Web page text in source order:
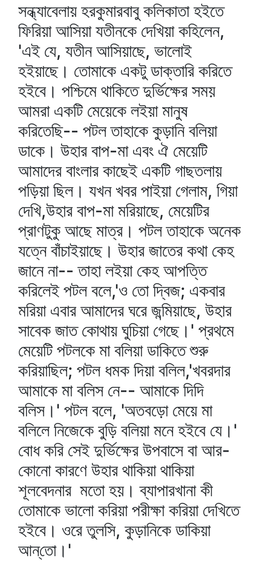
সন্ধ্যাবেলায় হরকুমারবাবু কলিকাতা হইতে
ফিরিয়া আসিয়া যতীনকে দেখিয়া কহিলেন,
'এই যে, যতীন আসিয়াছে, ভালোই
হইয়াছে। তোমাকে একটু ডাক্তারি করিতে
হইবে। পশ্চিমে থাকিতে দুর্ভিক্ষের সময়
আমরা একটি মেয়েকে লইয়া মানুষ
করিতেছি-- পটল তাহাকে কুড়ানি বলিয়া
ডাকে। উহার বাপ-মা এবং ঐ মেয়েটি
আমাদের বাংলার কাছেই একটি গাছতলায়
পড়িয়া ছিল। যখন খবর পাইয়া গেলাম, গিয়া
দেখি,উহার বাপ-মা মরিয়াছে, মেয়েটির
প্রাণটুকু আছে মাত্র। পটল তাহাকে অনেক
যত্নে বাঁচাইয়াছে। উহার জাতের কথা কেহ
জানে না-- তাহা লইয়া কেহ আপত্তি
করিলেই পটল বলে,'ও তো দ্বিজ; একবার
মরিয়া এবার আমাদের ঘরে জন্মিয়াছে, উহার
সাবেক জাত কোথায় ঘুচিয়া গেছে।' প্রথমে
মেয়েটি পটলকে মা বলিয়া ডাকিতে শুরু
করিয়াছিল; পটল ধমক দিয়া বলিল,'খবরদার
আমাকে মা বলিস নে-- আমাকে দিদি
বলিস।' পটল বলে, 'অতবড়ো মেয়ে মা
বলিলে নিজেকে বুড়ি বলিয়া মনে হইবে যে।'
বোধ করি সেই দুর্ভিক্ষের উপবাসে বা আর-
কোনো কারণে উহার থাকিয়া থাকিয়া
শূলবেদনার মতো হয়। ব্যাপারখানা কী
তোমাকে ভালো করিয়া পরীক্ষা করিয়া দেখিতে
হইবে। ওরে তুলসি, কুড়ানিকে ডাকিয়া
আন্‌তো।'